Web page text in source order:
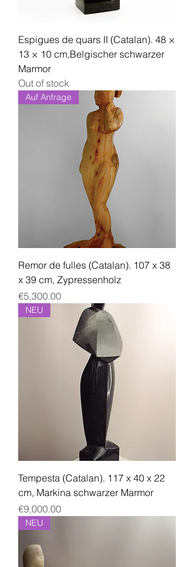
Espigues de quars II (Catalan). 48 ×
13 × 10 cm,Belgischer schwarzer
Marmor
Out of stock
Auf Anfrage
Remor de fulles (Catalan). 107 x 38
x 39 cm, Zypressenholz
Price
€5,300.00
NEU
Tempesta (Catalan). 117 x 40 x 22
cm, Markina schwarzer Marmor
Price
€9,000.00
NEU